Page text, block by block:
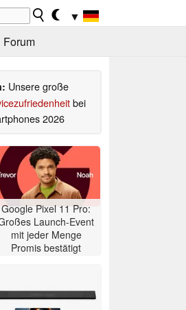
▼
Forum
Unsere große
bei
2026
Google Pixel 11 Pro:
Launch-Event
mit jeder Menge
Promis bestätigt